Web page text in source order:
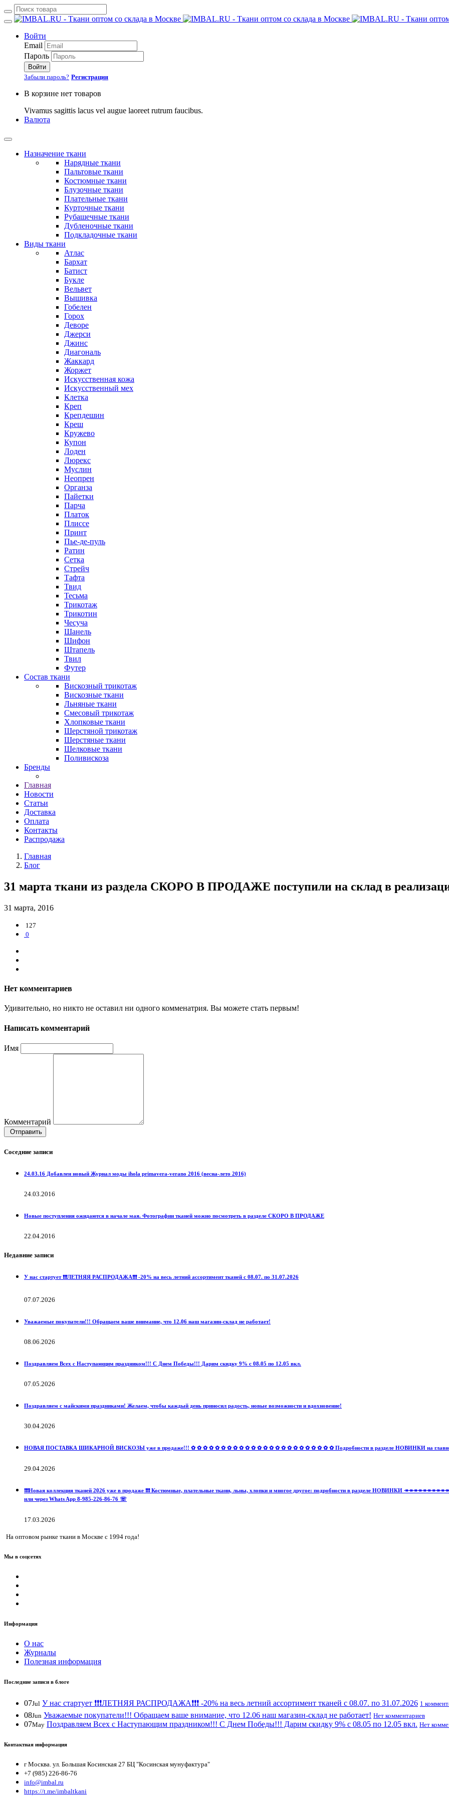
Войти
Email
Пароль
Войти
Забыли пароль? Регистрация
В корзине нет товаров
Vivamus sagittis lacus vel augue laoreet rutrum faucibus.
Валюта
Назначение ткани
Нарядные ткани
Пальтовые ткани
Костюмные ткани
Блузочные ткани
Плательные ткани
Курточные ткани
Рубашечные ткани
Дубленочные ткани
Подкладочные ткани
Виды ткани
Атлас
Бархат
Батист
Букле
Вельвет
Вышивка
Гобелен
Горох
Деворе
Джерси
Джинс
Диагональ
Жаккард
Жоржет
Искусственная кожа
Искусственный мех
Клетка
Креп
Крепдешин
Креш
Кружево
Купон
Лоден
Люрекс
Муслин
Неопрен
Органза
Пайетки
Парча
Платок
Плиссе
Принт
Пье-де-пуль
Ратин
Сетка
Стрейч
Тафта
Твид
Тесьма
Трикотаж
Трикотин
Чесуча
Шанель
Шифон
Штапель
Твил
Футер
Состав ткани
Вискозный трикотаж
Вискозные ткани
Льняные ткани
Смесовый трикотаж
Хлопковые ткани
Шерстяной трикотаж
Шерстяные ткани
Шелковые ткани
Поливискоза
Бренды
Главная
Новости
Статьи
Доставка
Оплата
Контакты
Распродажа
Главная
Блог
31 марта ткани из раздела СКОРО В ПРОДАЖЕ поступили на склад в
31 марта, 2016
127
0
Нет комментариев
Удивительно, но никто не оставил ни одного комменатрия. Вы можете стать первым!
Написать комментарий
Имя
Комментарий
Отправить
Соседние записи
24.03.16 Добавлен новый Журнал моды ihola primavera-verano 2016 (весна-лето 2016)
24.03.2016
Новые поступления ожидаются в начале мая. Фотографии тканей можно посмотреть в разделе СКОРО В ПРОДАЖЕ
22.04.2016
Недавние записи
У нас стартует ❗️❗️❗️ЛЕТНЯЯ РАСПРОДАЖА❗️❗️❗️ -20% на весь летний ассортимент тканей с 08.07. по 31.07.2026
07.07.2026
Уважаемые покупатели!!! Обращаем ваше внимание, что 12.06 наш магазин-склад не работает!
08.06.2026
Поздравляем Всех с Наступающим праздником!!! С Днем Победы!!! Дарим скидку 9% с 08.05 по 12.05 вкл.
07.05.2026
Поздравляем с майскими праздниками! Желаем, чтобы каждый день приносил радость, новые возможности и вдохновение!
30.04.2026
НОВАЯ ПОСТАВКА ШИКАРНОЙ ВИСКОЗЫ уже в продаже!!! ✿ ✿ ✿ ✿ ✿ ✿ ✿ ✿ ✿ ✿ ✿ ✿ ✿ ✿ ✿ ✿ ✿ ✿ ✿ ✿ ✿ ✿ ✿ ✿ Подробности в разделе НОВИНКИ на главной
29.04.2026
❗️❗️❗️Новая коллекция тканей 2026 уже в продаже ❗️❗️❗️ Костюмные, плательные ткани, льны, хлопки и многое другое: подробности в разделе НОВИНКИ
или через Whats App 8-985-226-86-76 ☏
17.03.2026
На оптовом рынке ткани в Москве с 1994 года!
Мы в соцсетях
Информация
О нас
Журналы
Полезная информация
Последние записи в блоге
07Jul У нас стартует ❗️❗️❗️ЛЕТНЯЯ РАСПРОДАЖА❗️❗️❗️ -20% на весь летний ассортимент тканей с 08.07. по 31.07.2026 1
08Jun Уважаемые покупатели!!! Обращаем ваше внимание, что 12.06 наш магазин-склад не работает! Нет комментариев
07May Поздравляем Всех с Наступающим праздником!!! С Днем Победы!!! Дарим скидку 9% с 08.05 по 12.05 вкл. Нет
Контактная информация
г Москва. ул. Большая Косинская 27 БЦ "Косинская мунуфактура"
+7 (985) 226-86-76
info@imbal.ru
https://t.me/imbaltkani